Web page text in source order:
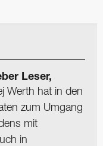
Leser,
Werth hat in den
zum Umgang
mit
in